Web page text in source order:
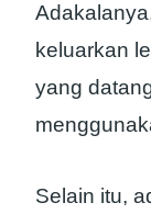
keluarkan
yang
Selain itu,